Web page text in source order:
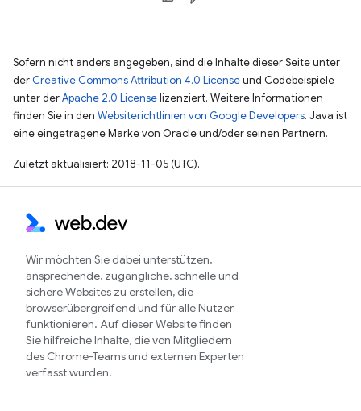
Sofern nicht anders angegeben, sind die Inhalte dieser Seite unter
der Creative Commons Attribution 4.0 Licenseund Codebeispiele
unter derApache 2.0 Licenselizenziert. Weitere Informationen
finden Sie in den Websiterichtlinien von Google Developers. Java ist
eine eingetragene Marke von Oracle und/oder seinen Partnern.
Zuletzt aktualisiert: 2018-11-05 (UTC).
Wir möchten Sie dabei unterstützen,
ansprechende, zugängliche, schnelle und
sichere Websites zu erstellen, die
browserübergreifend und für alle Nutzer
funktionieren. Auf dieser Website finden
Sie hilfreiche Inhalte, die von Mitgliedern
des Chrome-Teams und externen Experten
verfasst wurden.